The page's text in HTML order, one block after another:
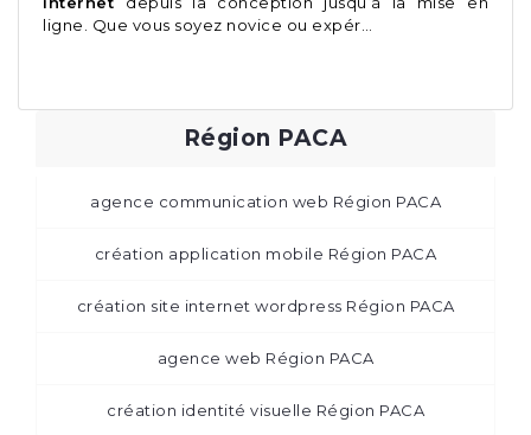
ligne. Que vous soyez novice ou expér…
Région PACA
agence communication web Région PACA
création application mobile Région PACA
création site internet wordpress Région PACA
agence web Région PACA
création identité visuelle Région PACA